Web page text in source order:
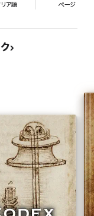
ア語 ページ